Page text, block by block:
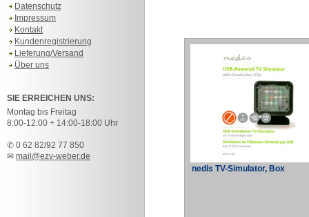
Datenschutz
Impressum
Kontakt
Kundenregistrierung
Lieferung/Versand
Über uns
SIE ERREICHEN UNS:
Montag bis Freitag
8:00-12:00 + 14:00-18:00 Uhr
✆ 0 62 82/92 77 850
✉ mail@ezv-weber.de
nedis TV-Simulator, Box